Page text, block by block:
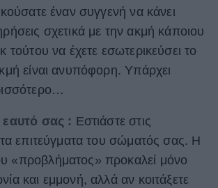
έναν συγγενή να κάνει
σχετικά με την ακμή κάποιου
τούτου να έχετε εσωτερικεύσει το
είναι ανυπόφορη. Υπάρχει
εαυτό σας : Εστιάστε στις
τα επιτεύγματα του σώματός σας. Η
«προβλήματος» προκαλεί μόνο
και εμμονή, αλλά αν κοιτάξετε